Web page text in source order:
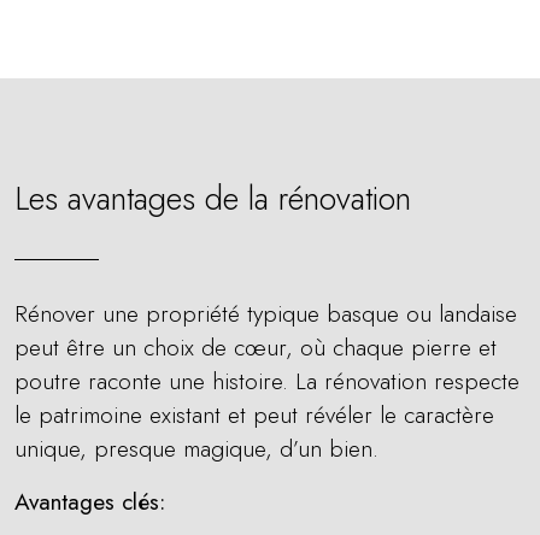
Les avantages de la rénovation
Rénover une propriété typique basque ou landaise
peut être un choix de cœur, où chaque pierre et
poutre raconte une histoire. La rénovation respecte
le patrimoine existant et peut révéler le caractère
unique, presque magique, d’un bien.
Avantages clés: